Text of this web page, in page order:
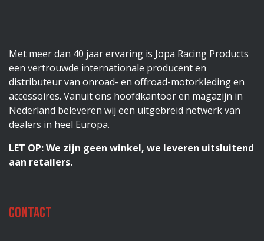
Met meer dan 40 jaar ervaring is Jopa Racing Products
een vertrouwde internationale producent en
distributeur van onroad- en offroad-motorkleding en
accessoires. Vanuit ons hoofdkantoor en magazijn in
Nederland beleveren wij een uitgebreid netwerk van
dealers in heel Europa.
LET OP: We zijn geen winkel, we leveren uitsluitend
aan retailers.
Contact